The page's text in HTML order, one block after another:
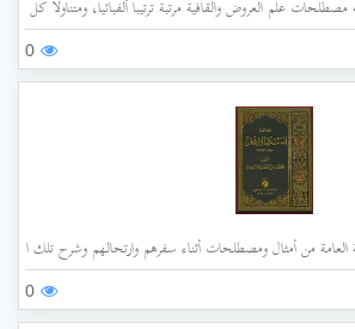
علم العروض والقافية مرتبة ترتيبا ألفبائيا، ومتناولا كل
0
من أمثال ومصطلحات أثناء سفرهم وارتحالهم وشرح تلك
0